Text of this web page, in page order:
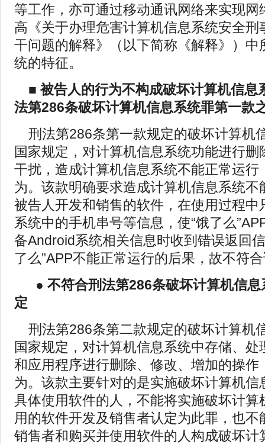
等工作，亦可通过移动通讯网络来实现网
高《关于办理危害计算机信息系统安全刑
干问题的解释》（以下简称《解释》）中
统的特征。
■ 被告人的行为不构成破坏计算机信息
法第286条破坏计算机信息系统罪第一款
刑法第286条第一款规定的破坏计算机
国家规定，对计算机信息系统功能进行删
干扰，造成计算机信息系统不能正常运行
为。该款明确要求造成计算机信息系统不
被告人开发和销售的软件，在使用过程中
系统中的手机串号等信息，使“饿了么
备Android系统相关信息时收到错误返回
了么”APP不能正常运行的后果，故不符
● 不符合刑法第286条破坏计算机信
定
刑法第286条第二款规定的破坏计算机
国家规定，对计算机信息系统中存储、处
和应用程序进行删除、修改、增加的操作
为。该款主要针对的是实施破坏计算机信
具体使用软件的人，不能将实施破坏计算
用的软件开发及销售者认定为此罪，也不
销售者和购买并使用软件的人构成破坏计